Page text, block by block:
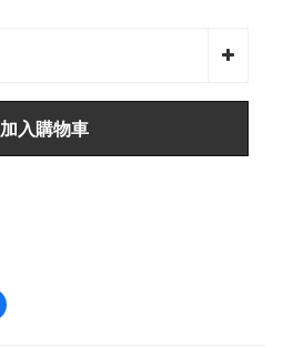
加入購物車